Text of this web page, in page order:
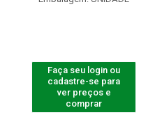
Faça seu login ou
cadastre-se para
ver preços e
comprar